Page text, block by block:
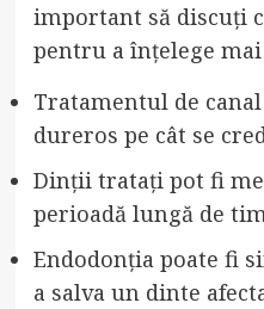
important să discuți
pentru a înțelege
Tratamentul de
dureros pe cât se
Dinții tratați pot fi
perioadă lungă de
Endodonția poate fi
a salva un dinte